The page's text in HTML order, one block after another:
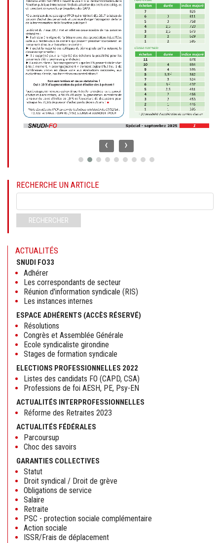
‹ ›
RECHERCHE UN ARTICLE
clés
RECHERCHER
ACTUALITÉS
SNUDI FO33
Adhérer
Les correspondants de secteur
Réunion d'information syndicale (RIS)
Les instances internes
ESPACE ADHÉRENTS (ACCÈS RÉSERVÉ)
Résolutions
Congrès et Assemblée Générale
Ecole syndicaliste girondine
Stages de formation syndicale
ELECTIONS PROFESSIONNELLES 2022
Listes des candidats FO (CAPD, CSA)
Professions de foi AESH, PE, Psy-EN
ACTUALITÉS INTERPROFESSIONNELLES
Réforme des Retraites 2023
ACTUALITÉS FÉDÉRALES
Parcoursup
Choc des savoirs
GARANTIES COLLECTIVES
Statut
Droit syndical / Droit de grève
Obligations de service
Salaire
Retraite
PSC - protection sociale complémentaire
Action sociale
ISSR/Frais de déplacement